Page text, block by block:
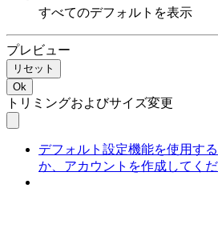
すべてのデフォルトを表示
プレビュー
リセット
Ok
トリミングおよびサイズ変更
デフォルト設定機能を使用す
か、アカウントを作成してくだ